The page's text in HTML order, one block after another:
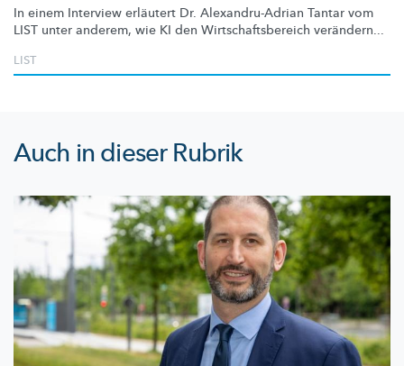
In einem Interview erläutert Dr. Alexandru-Adrian Tantar vom
LIST unter anderem, wie KI den Wirtschaftsbereich verändern...
LIST
Auch in dieser Rubrik